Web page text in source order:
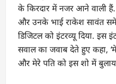
के किरदार में नजर आने वाली
और उनके भाई राकेश सावंत
डिजिटल को इंटरव्‍यू दिया. इस
सवाल का जवाब देते हुए कहा,
और मेरे पति को इस शो में